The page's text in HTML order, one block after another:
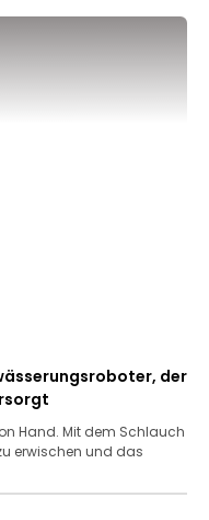
der
Hand. Mit dem Schlauch
erwischen und das